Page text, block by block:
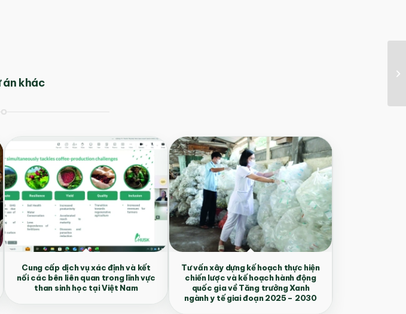
án khác
Cung cấp dịch vụ xác định và kết
nối các bên liên quan trong lĩnh vực
than sinh học tại Việt Nam
Tư vấn xây dựng kế hoạch thực hiện
chiến lược và kế hoạch hành động
quốc gia về Tăng trưởng Xanh
ngành y tế giai đoạn 2025 – 2030